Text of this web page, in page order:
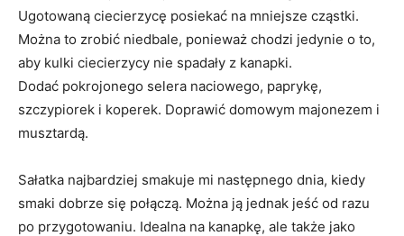
Ugotowaną ciecierzycę posiekać na mniejsze cząstki.
Można to zrobić niedbale, ponieważ chodzi jedynie o to,
aby kulki ciecierzycy nie spadały z kanapki.
Dodać pokrojonego selera naciowego, paprykę,
szczypiorek i koperek. Doprawić domowym majonezem i
musztardą.
Sałatka najbardziej smakuje mi następnego dnia, kiedy
smaki dobrze się połączą. Można ją jednak jeść od razu
po przygotowaniu. Idealna na kanapkę, ale także jako